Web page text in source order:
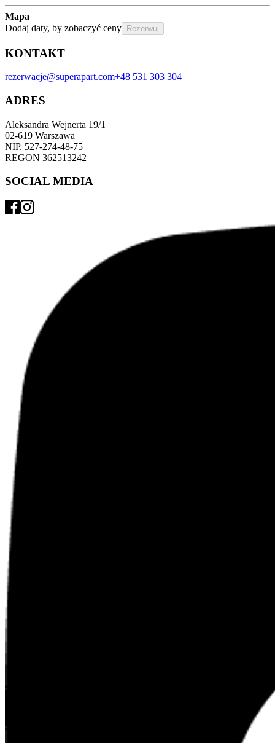
Mapa
Dodaj daty, by zobaczyć ceny
Rezerwuj
KONTAKT
rezerwacje@superapart.com+48 531 303 304
ADRES
Aleksandra Wejnerta 19/1
02-619 Warszawa
NIP. 527-274-48-75
REGON 362513242
SOCIAL MEDIA